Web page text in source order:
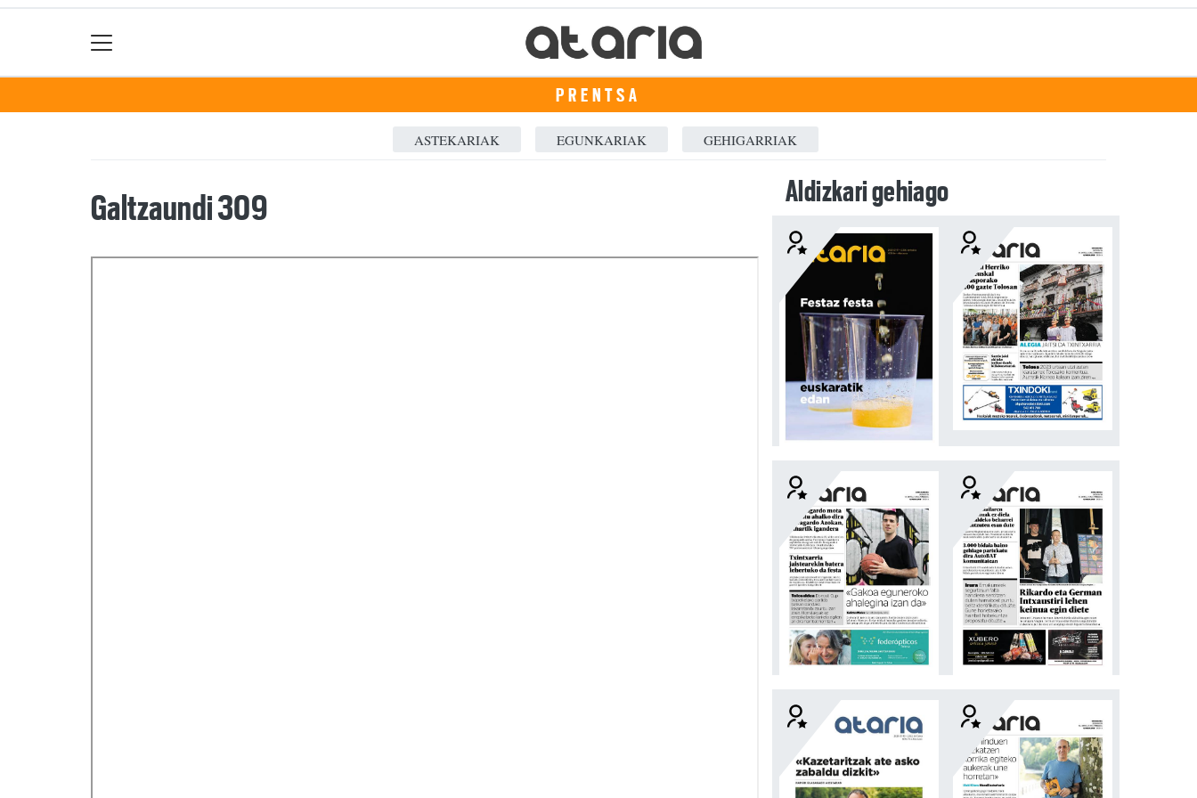
PRENTSA
ASTEKARIAK EGUNKARIAK GEHIGARRIAK
Galtzaundi 309 Aldizkari gehiago